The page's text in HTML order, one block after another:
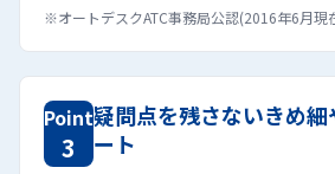
※オートデスクATC事務局公認(2016年6月現
Point
3
疑問点を残さないきめ
ート